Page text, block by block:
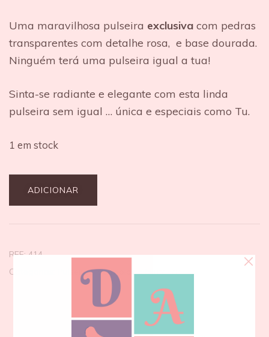
Uma maravilhosa pulseira exclusiva com pedras
transparentes com detalhe rosa, e base dourada.
Ninguém terá uma pulseira igual a tua!
Sinta-se radiante e elegante com esta linda
pulseira sem igual … única e especiais como Tu.
1 em stock
ADICIONAR
REF:414
Categorias:
Pulseiras,Semijoias e bijutarias